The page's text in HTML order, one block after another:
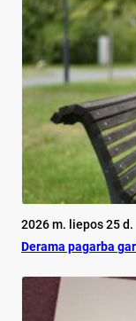
2026 m. liepos 25 d.
De­ra­ma pa­gar­ba